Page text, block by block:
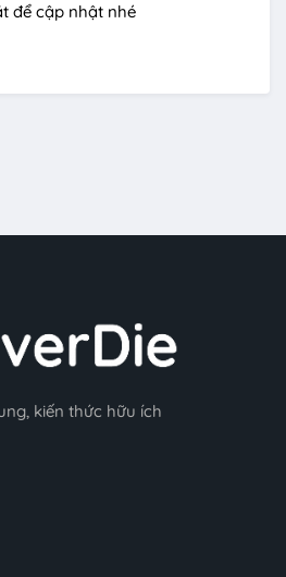
để cập nhật nhé
kiến thức hữu ích